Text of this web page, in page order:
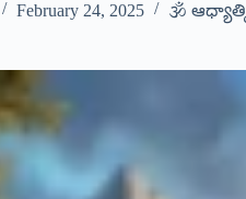
February 24, 2025 🕉️